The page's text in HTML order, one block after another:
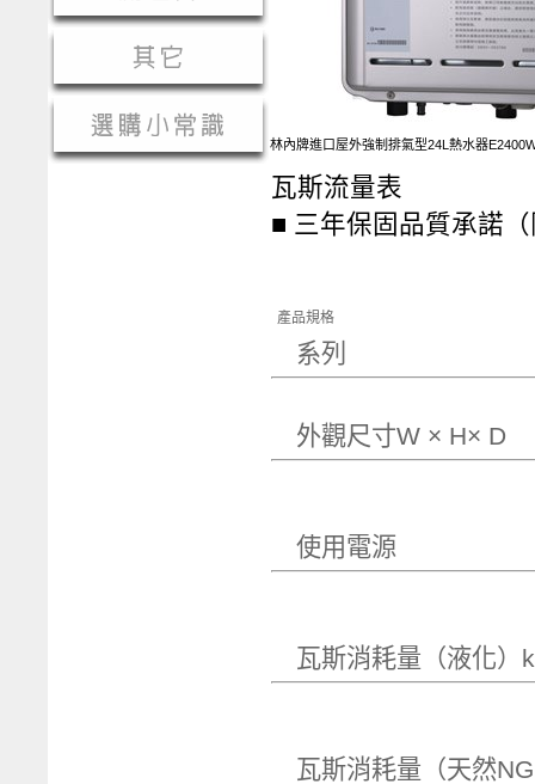
林內牌進口屋外強制排氣型24L熱水器
瓦斯流量表
■ 三年保固品質承諾
產品規格
系
外觀尺寸W ×
使用
瓦斯消耗量
瓦斯消耗量（